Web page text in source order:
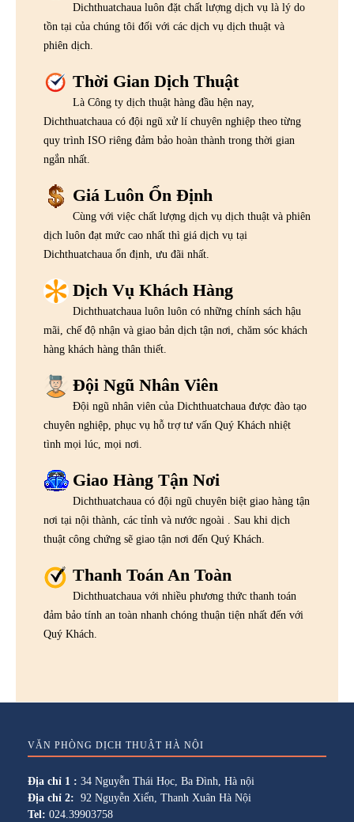
Dichthuatchaua luôn đặt chất lượng dịch vụ là lý do
tồn tại của chúng tôi đối với các dịch vụ dịch thuật và
phiên dịch.
Thời Gian Dịch Thuật
Là Công ty dịch thuật hàng đầu hện nay,
Dichthuatchaua có đội ngũ xử lí chuyên nghiệp theo từng
quy trình ISO riêng đảm bảo hoàn thành trong thời gian
ngắn nhất.
Giá Luôn Ổn Định
Cùng với việc chất lượng dịch vụ dịch thuật và phiên
dịch luôn đạt mức cao nhất thì giá dịch vụ tại
Dichthuatchaua ổn định, ưu đãi nhất.
Dịch Vụ Khách Hàng
Dichthuatchaua luôn luôn có những chính sách hậu
mãi, chế độ nhận và giao bản dịch tận nơi, chăm sóc khách
hàng khách hàng thân thiết.
Đội Ngũ Nhân Viên
Đội ngũ nhân viên của Dichthuatchaua được đào tạo
chuyên nghiệp, phục vụ hỗ trợ tư vấn Quý Khách nhiệt
tình mọi lúc, mọi nơi.
Giao Hàng Tận Nơi
Dichthuatchaua có đội ngũ chuyên biệt giao hàng tận
nơi tại nội thành, các tỉnh và nước ngoài . Sau khi dịch
thuật công chứng sẽ giao tận nơi đến Quý Khách.
Thanh Toán An Toàn
Dichthuatchaua với nhiều phương thức thanh toán
đảm bảo tính an toàn nhanh chóng thuận tiện nhất đến với
Quý Khách.
VĂN PHÒNG DỊCH THUẬT HÀ NỘI
Địa chỉ 1 : 34 Nguyễn Thái Học, Ba Đình, Hà nội
Địa chỉ 2: 92 Nguyễn Xiển, Thanh Xuân Hà Nội
Tel: 024.39903758